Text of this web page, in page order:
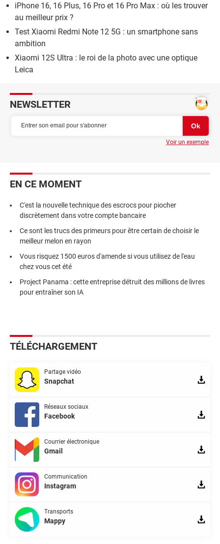
iPhone 16, 16 Plus, 16 Pro et 16 Pro Max : où les trouver
au meilleur prix ?
Test Xiaomi Redmi Note 12 5G : un smartphone sans
ambition
Xiaomi 12S Ultra : le roi de la photo avec une optique
Leica
NEWSLETTER
Voir un exemple
EN CE MOMENT
C'est la nouvelle technique des escrocs pour piocher
discrètement dans votre compte bancaire
Ce sont les trucs des primeurs pour être certain de choisir le
meilleur melon en rayon
Vous risquez 1500 euros d'amende si vous utilisez de l'eau
chez vous cet été
Project Panama : cette entreprise détruit des millions de livres
pour entraîner son IA
TÉLÉCHARGEMENT
Partage vidéo
Snapchat
Réseaux sociaux
Facebook
Courrier électronique
Gmail
Communication
Instagram
Transports
Mappy